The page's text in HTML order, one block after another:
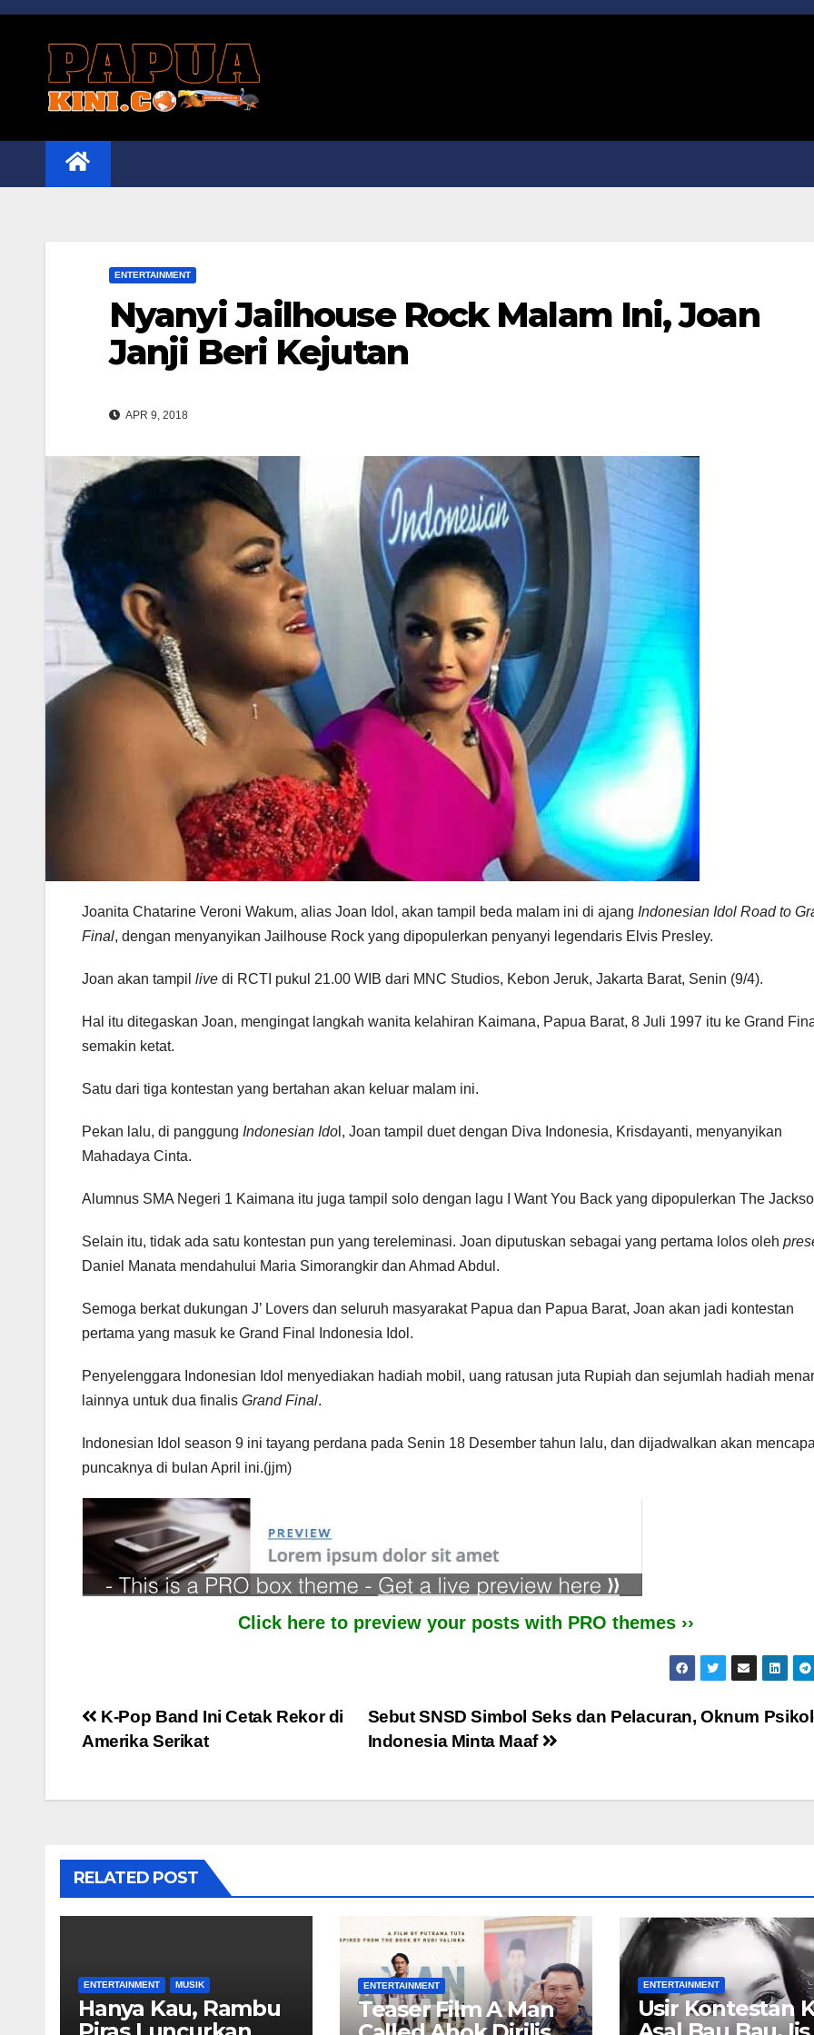
Skip
ENTERTAINMENT
Nyanyi Jailhouse Rock Malam Ini, Joan
Janji Beri Kejutan
APR 9, 2018
Joanita Chatarine Veroni Wakum, alias Joan Idol, akan tampil beda malam ini di ajang Indonesian Idol Road to
Final, dengan menyanyikan Jailhouse Rock yang dipopulerkan penyanyi legendaris Elvis Presley.
Joan akan tampil live di RCTI pukul 21.00 WIB dari MNC Studios, Kebon Jeruk, Jakarta Barat, Senin (9/4).
Hal itu ditegaskan Joan, mengingat langkah wanita kelahiran Kaimana, Papua Barat, 8 Juli 1997 itu ke Grand
semakin ketat.
Satu dari tiga kontestan yang bertahan akan keluar malam ini.
Pekan lalu, di panggung Indonesian Ido l, Joan tampil duet dengan Diva Indonesia, Krisdayanti, menyanyikan
Mahadaya Cinta.
Alumnus SMA Negeri 1 Kaimana itu juga tampil solo dengan lagu I Want You Back yang dipopulerkan The
Selain itu, tidak ada satu kontestan pun yang tereleminasi. Joan diputuskan sebagai yang pertama lolos oleh
Daniel Manata mendahului Maria Simorangkir dan Ahmad Abdul.
Semoga berkat dukungan J’ Lovers dan seluruh masyarakat Papua dan Papua Barat, Joan akan jadi kontestan
pertama yang masuk ke Grand Final Indonesia Idol.
Penyelenggara Indonesian Idol menyediakan hadiah mobil, uang ratusan juta Rupiah dan sejumlah hadiah
lainnya untuk dua finalis Grand Final.
Indonesian Idol season 9 ini tayang perdana pada Senin 18 Desember tahun lalu, dan dijadwalkan akan
puncaknya di bulan April ini.(jjm)
Click here to preview your posts with PRO themes ››
Post
Sebut SNSD Simbol Seks dan Pelacuran, Oknum
Indonesia Minta Maaf
K-Pop Band Ini Cetak Rekor di
Amerika Serikat
RELATED POST
ENTERTAINMENT MUSIK
Hanya Kau, Rambu
ENTERTAINMENT
Teaser Film A Man
ENTERTAINMENT
Usir Kontestan